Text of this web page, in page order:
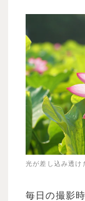
光が差し込み透け
毎日の撮影